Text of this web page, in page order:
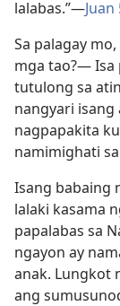
lalabas.”​—Juan
Sa palagay mo,
mga tao?​— Isa
tutulong sa
nangyari isang
nagpapakita
namimighati
Isang babaing
lalaki kasama
papalabas sa
ngayon ay
anak. Lungkot
ang